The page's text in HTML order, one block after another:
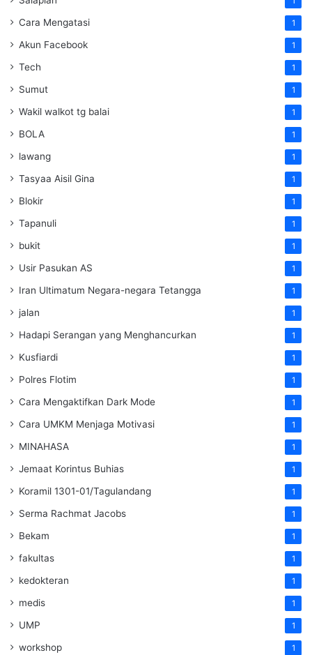
Cara Mengatasi 1
Akun Facebook 1
Tech 1
Sumut 1
Wakil walkot tg balai 1
BOLA 1
lawang 1
Tasyaa Aisil Gina 1
Blokir 1
Tapanuli 1
bukit 1
Usir Pasukan AS 1
Iran Ultimatum Negara-negara Tetangga 1
jalan 1
Hadapi Serangan yang Menghancurkan 1
Kusfiardi 1
Polres Flotim 1
Cara Mengaktifkan Dark Mode 1
Cara UMKM Menjaga Motivasi 1
MINAHASA 1
Jemaat Korintus Buhias 1
Koramil 1301-01/Tagulandang 1
Serma Rachmat Jacobs 1
Bekam 1
fakultas 1
kedokteran 1
medis 1
UMP 1
workshop 1